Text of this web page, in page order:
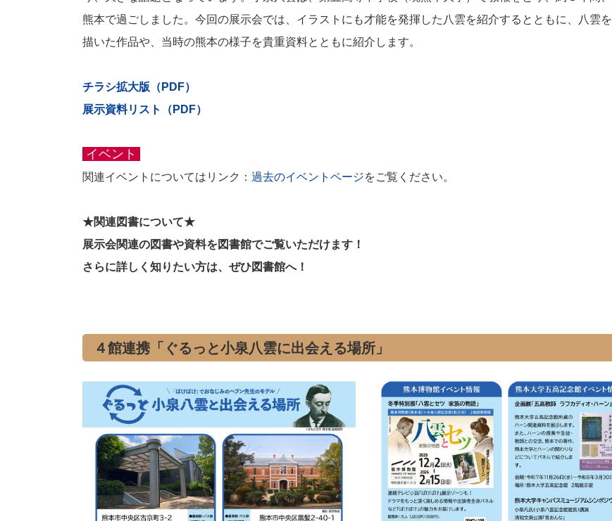
熊本で過ごしました。今回の展示会では、イラストにも才能を発揮した八雲を紹介するとともに、八雲を
描いた作品や、当時の熊本の様子を貴重資料とともに紹介します。
チラシ拡大版（PDF）
展示資料リスト（PDF）
イベント
関連イベントについてはリンク： 過去のイベントページをご覧ください。
★関連図書について★
展示会関連の図書や資料を図書館でご覧いただけます！
さらに詳しく知りたい方は、ぜひ図書館へ！
４館連携「ぐるっと小泉八雲に出会える場所」